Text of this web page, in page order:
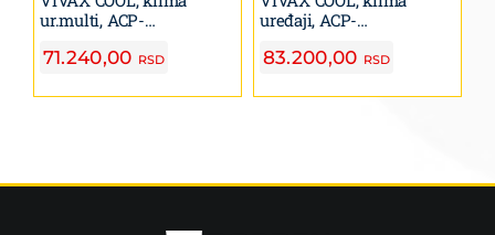
ur.multi, ACP-
spolj.
71.240,00 RSD
uređaji, ACP-
83.200,00 RSD